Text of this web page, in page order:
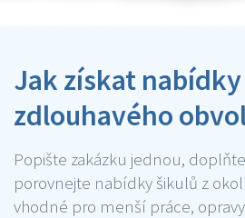
Jak získat
zdlouhavého
Popište zakázku jednou,
porovnejte nabídky šikulů z
vhodné pro menší práce,